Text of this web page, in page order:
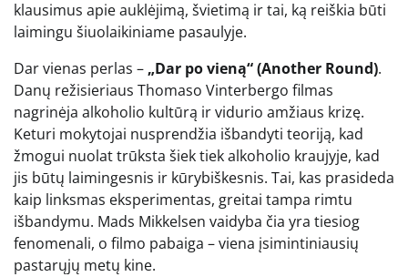
klausimus apie auklėjimą, švietimą ir tai, ką reiškia būti
laimingu šiuolaikiniame pasaulyje.
Dar vienas perlas – „Dar po vieną“ (Another Round).
Danų režisieriaus Thomaso Vinterbergo filmas
nagrinėja alkoholio kultūrą ir vidurio amžiaus krizę.
Keturi mokytojai nusprendžia išbandyti teoriją, kad
žmogui nuolat trūksta šiek tiek alkoholio kraujyje, kad
jis būtų laimingesnis ir kūrybiškesnis. Tai, kas prasideda
kaip linksmas eksperimentas, greitai tampa rimtu
išbandymu. Mads Mikkelsen vaidyba čia yra tiesiog
fenomenali, o filmo pabaiga – viena įsimintiniausių
pastarųjų metų kine.